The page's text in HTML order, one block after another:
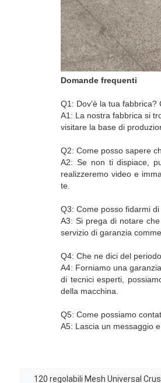
Domande frequenti
Q1: Dov'è la tua fabbrica?
A1: La nostra fabbrica si
visitare la base di
Q2: Come posso sapere
A2: Se non ti dispiace,
realizzeremo video e
te.
Q3: Come posso fidarmi
A3: Si prega di notare
servizio di garanzia
Q4: Che ne dici del
A4: Forniamo una
di tecnici esperti,
della macchina.
Q5: Come possiamo
A5: Lascia un messaggio
120 regolabili Mesh Universal